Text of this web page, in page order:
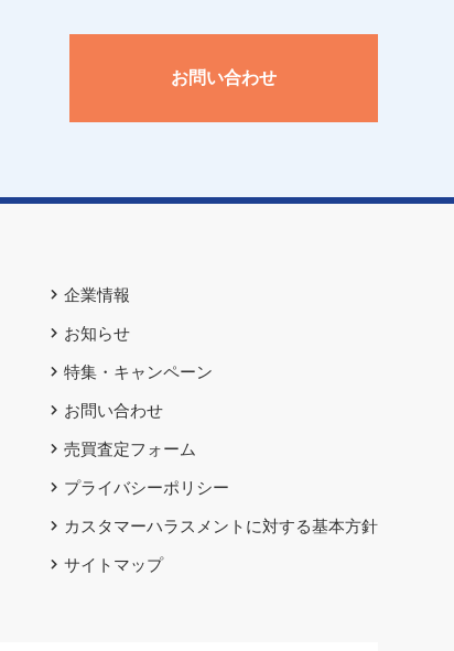
お問い合わせ
企業情報
お知らせ
特集・キャンペーン
お問い合わせ
売買査定フォーム
プライバシーポリシー
カスタマーハラスメントに対する基本方針
サイトマップ